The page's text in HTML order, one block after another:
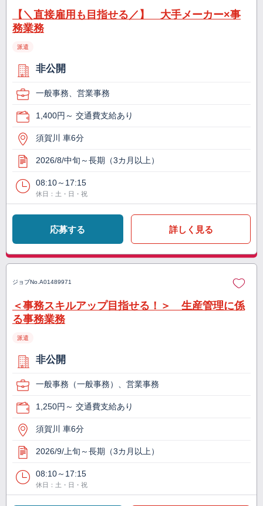
【＼直接雇用も目指せる／】 大手メーカー×事
務業務
派遣
非公開
一般事務、営業事務
1,400円～ 交通費支給あり
須賀川 車6分
2026/8/中旬～長期（3カ月以上）
08:10～17:15
休日：土・日・祝
応募する 詳しく見る
ジョブNo. A01489971
＜事務スキルアップ目指せる！＞ 生産管理に係
る事務業務
派遣
非公開
一般事務（一般事務）、営業事務
1,250円～ 交通費支給あり
須賀川 車6分
2026/9/上旬～長期（3カ月以上）
08:10～17:15
休日：土・日・祝